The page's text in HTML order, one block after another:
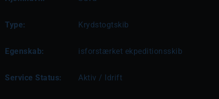
Type: Krydstogtskib
Egenskab: isforstærket ekpeditionsskib
Service Status: Aktiv / Idrift